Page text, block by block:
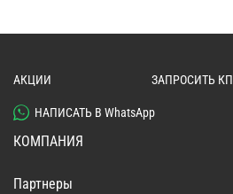
АКЦИИ ЗАПРОСИТЬ КП
НАПИСАТЬ В WhatsApp
КОМПАНИЯ
Партнеры